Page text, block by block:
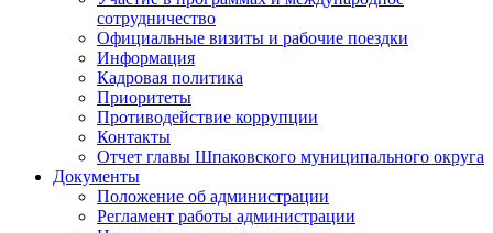
сотрудничество
Официальные визиты и рабочие поездки
Информация
Кадровая политика
Приоритеты
Противодействие коррупции
Контакты
Отчет главы Шпаковского муниципального округа
Документы
Положение об администрации
Регламент работы администрации